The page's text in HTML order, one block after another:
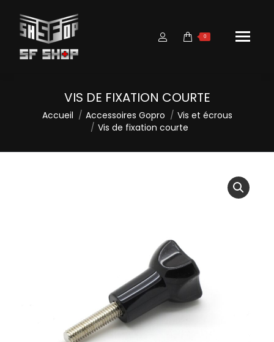
0
VIS DE FIXATION COURTE
Vous êtes ici :
Accueil Accessoires Gopro
Vis et écrous
Vis de fixation courte